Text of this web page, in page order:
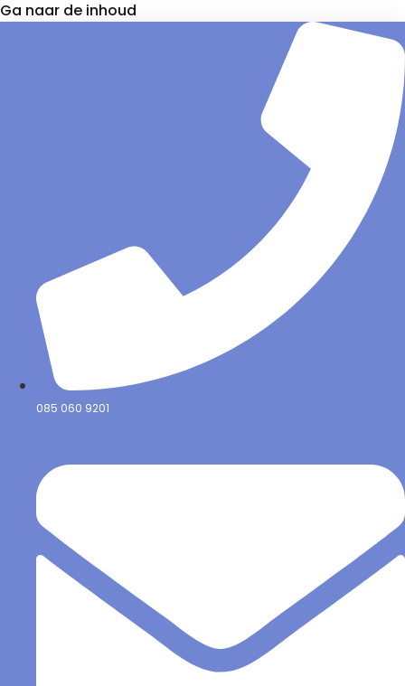
Ga naar de inhoud
085 060 9201